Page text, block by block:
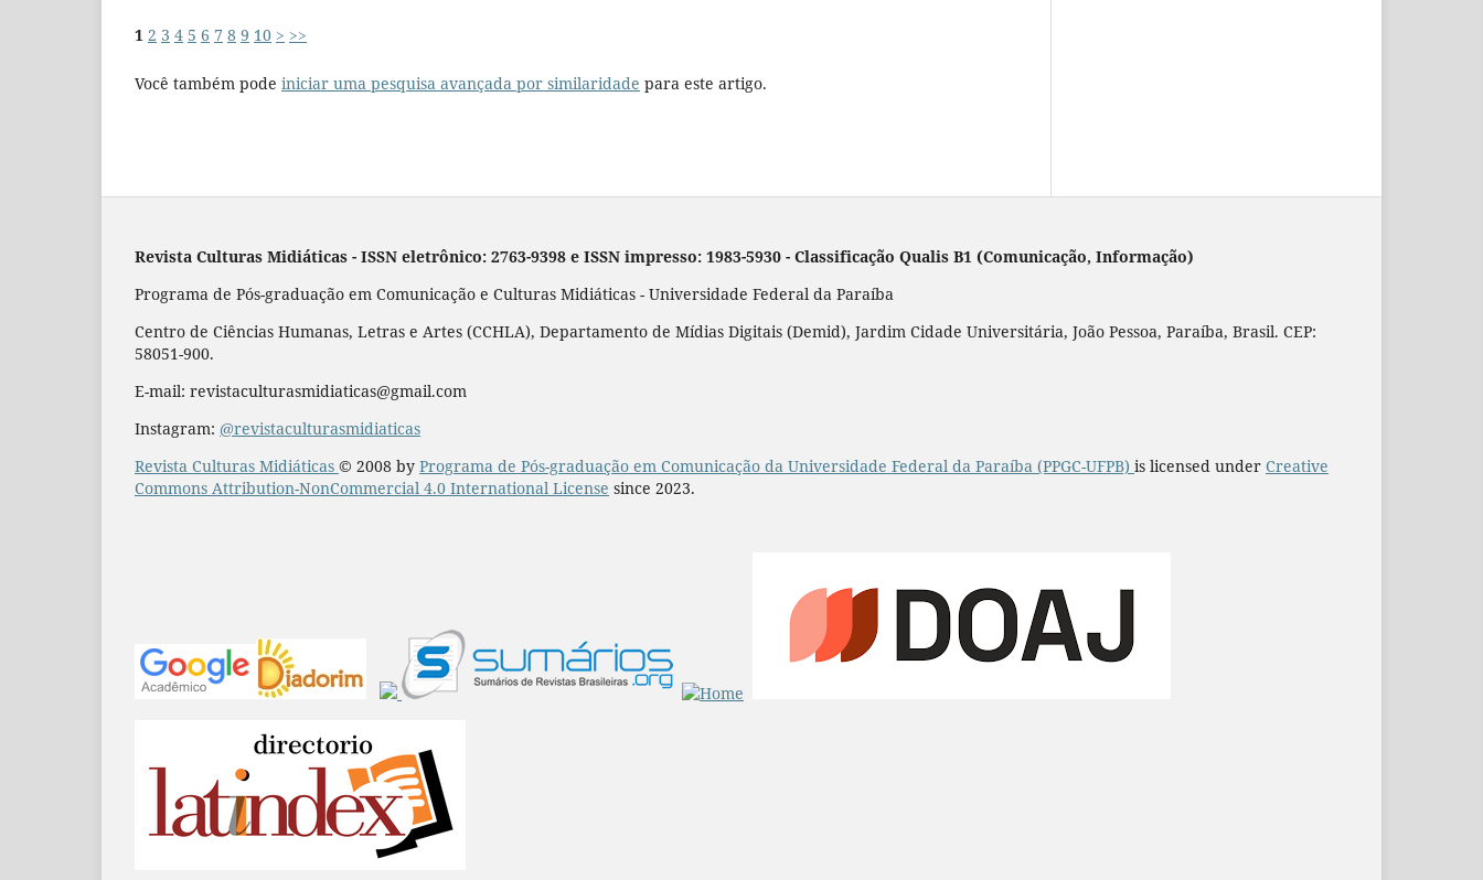
1 2 3 4 5 6 7 8 9 10 > >>
Você também pode iniciar uma pesquisa avançada por similaridade para este artigo.
Revista Culturas Midiáticas - ISSN eletrônico: 2763-9398 e ISSN impresso: 1983-5930 - Classificação Qualis B1 (Comunicação, Informação)
Programa de Pós-graduação em Comunicação e Culturas Midiáticas - Universidade Federal da Paraíba
Centro de Ciências Humanas, Letras e Artes (CCHLA), Departamento de Mídias Digitais (Demid), Jardim Cidade Universitária, João Pessoa, Paraíba, Brasil. CEP:
58051-900.
E-mail: revistaculturasmidiaticas@gmail.com
Instagram: @revistaculturasmidiaticas
Revista Culturas Midiáticas © 2008 by Programa de Pós-graduação em Comunicação da Universidade Federal da Paraíba (PPGC-UFPB) is licensed under Creative
Commons Attribution-NonCommercial 4.0 International License since 2023.